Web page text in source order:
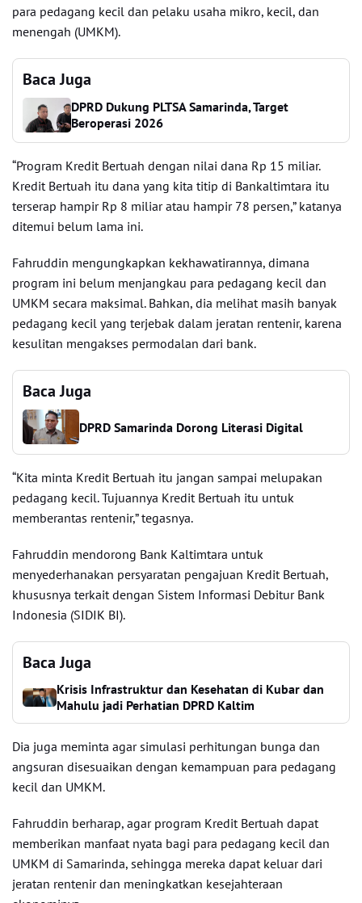
para pedagang kecil dan pelaku usaha mikro, kecil, dan
menengah (UMKM).
Baca Juga
DPRD Dukung PLTSA Samarinda, Target
Beroperasi 2026
“Program Kredit Bertuah dengan nilai dana Rp 15 miliar.
Kredit Bertuah itu dana yang kita titip di Bankaltimtara itu
terserap hampir Rp 8 miliar atau hampir 78 persen,” katanya
ditemui belum lama ini.
Fahruddin mengungkapkan kekhawatirannya, dimana
program ini belum menjangkau para pedagang kecil dan
UMKM secara maksimal. Bahkan, dia melihat masih banyak
pedagang kecil yang terjebak dalam jeratan rentenir, karena
kesulitan mengakses permodalan dari bank.
Baca Juga
DPRD Samarinda Dorong Literasi Digital
“Kita minta Kredit Bertuah itu jangan sampai melupakan
pedagang kecil. Tujuannya Kredit Bertuah itu untuk
memberantas rentenir,” tegasnya.
Fahruddin mendorong Bank Kaltimtara untuk
menyederhanakan persyaratan pengajuan Kredit Bertuah,
khususnya terkait dengan Sistem Informasi Debitur Bank
Indonesia (SIDIK BI).
Baca Juga
Krisis Infrastruktur dan Kesehatan di Kubar dan
Mahulu jadi Perhatian DPRD Kaltim
Dia juga meminta agar simulasi perhitungan bunga dan
angsuran disesuaikan dengan kemampuan para pedagang
kecil dan UMKM.
Fahruddin berharap, agar program Kredit Bertuah dapat
memberikan manfaat nyata bagi para pedagang kecil dan
UMKM di Samarinda, sehingga mereka dapat keluar dari
jeratan rentenir dan meningkatkan kesejahteraan